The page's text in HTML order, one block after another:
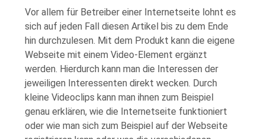
Vor allem für Betreiber einer Internetseite lohnt es
sich auf jeden Fall diesen Artikel bis zu dem Ende
hin durchzulesen. Mit dem Produkt kann die eigene
Webseite mit einem Video-Element ergänzt
werden. Hierdurch kann man die Interessen der
jeweiligen Interessenten direkt wecken. Durch
kleine Videoclips kann man ihnen zum Beispiel
genau erklären, wie die Internetseite funktioniert
oder wie man sich zum Beispiel auf der Webseite